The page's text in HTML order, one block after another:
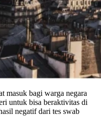
masuk bagi warga negara
untuk bisa beraktivitas di
negatif dari tes swab